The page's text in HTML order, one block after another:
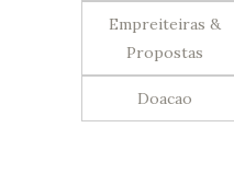
Empreiteiras &
Propostas
Doacao